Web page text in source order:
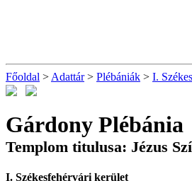
Főoldal > Adattár> Plébániák > I.
Gárdony Plébánia
Templom titulusa: Jézus
I. Székesfehérvári kerület